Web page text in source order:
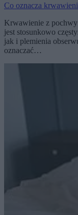
Co oznacza
Krwawienie z
jest stosunkowo
jak i plemienia
oznaczać…